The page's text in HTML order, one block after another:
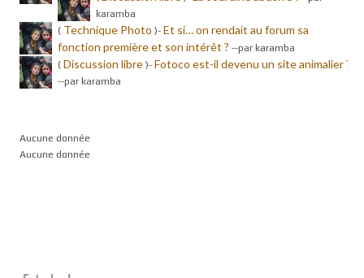
karamba
( Technique Photo )- Et si… on rendait au forum sa
fonction première et son intérêt ? --par karamba
( Discussion libre )- Fotoco est-il devenu un site animalier ?
--par karamba
Aucune donnée
Aucune donnée